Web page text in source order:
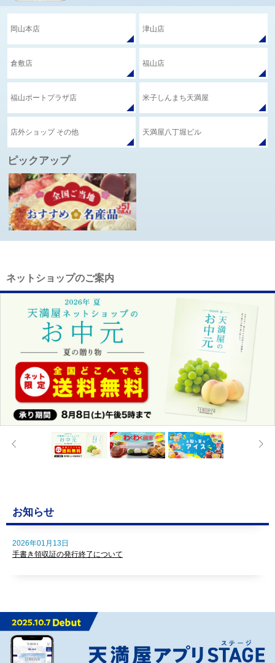
岡山本店 津山店
倉敷店 福山店
福山ポートプラザ店 米子しんまち天満屋
店外ショップ その他 天満屋八丁堀ビル
ピックアップ
ネットショップのご案内
お知らせ
2026年01月13日
手書き領収証の発行終了について